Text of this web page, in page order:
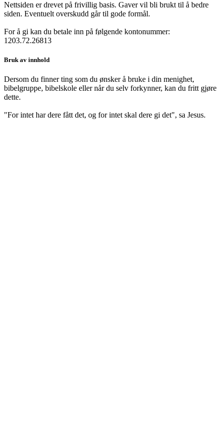
Nettsiden er drevet på frivillig basis. Gaver vil bli brukt til å bedre
siden. Eventuelt overskudd går til gode formål.
For å gi kan du betale inn på følgende kontonummer:
1203.72.26813
Bruk av innhold
Dersom du finner ting som du ønsker å bruke i din menighet,
bibelgruppe, bibelskole eller når du selv forkynner, kan du fritt gjøre
dette.
"For intet har dere fått det, og for intet skal dere gi det", sa Jesus.